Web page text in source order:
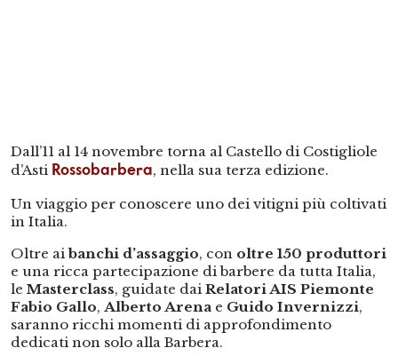
Dall’11 al 14 novembre torna al Castello di Costigliole
d’Asti Rossobarbera, nella sua terza edizione.
Un viaggio per conoscere uno dei vitigni più coltivati
in Italia.
Oltre aibanchi d’assaggio, con oltre 150 produttori
e una ricca partecipazione di barbere da tutta Italia,
le Masterclass, guidate dai Relatori AIS Piemonte
Fabio Gallo, Alberto Arena e Guido Invernizzi,
saranno ricchi momenti di approfondimento
dedicati non solo alla Barbera.